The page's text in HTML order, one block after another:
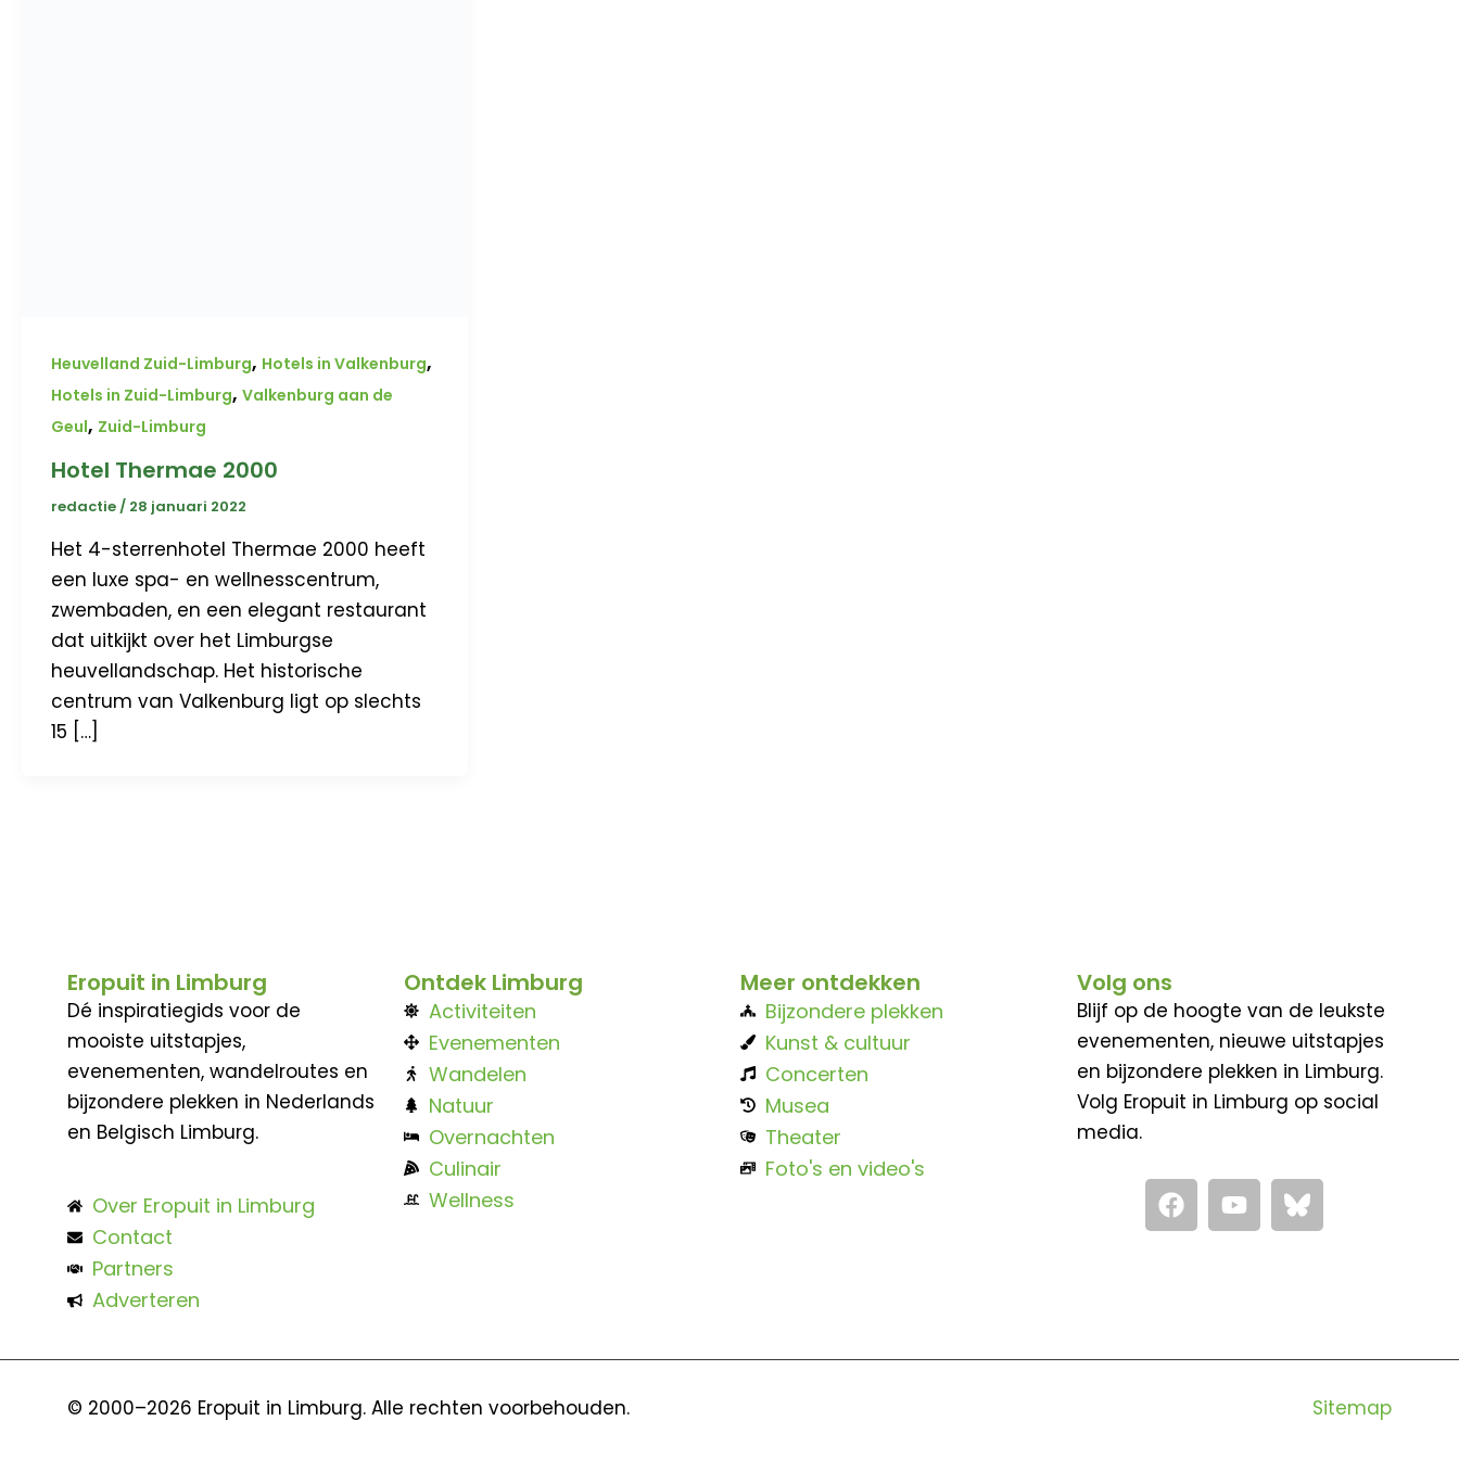
Heuvelland Zuid-Limburg, Hotels in Valkenburg,
Hotels in Zuid-Limburg, Valkenburg aan de
Geul, Zuid-Limburg
Hotel Thermae 2000
redactie/ 28 januari 2022
Het 4-sterrenhotel Thermae 2000 heeft
een luxe spa- en wellnesscentrum,
zwembaden, en een elegant restaurant
dat uitkijkt over het Limburgse
heuvellandschap. Het historische
centrum van Valkenburg ligt op slechts
15 […]
Eropuit in Limburg
Dé inspiratiegids voor de
mooiste uitstapjes,
evenementen, wandelroutes en
bijzondere plekken in Nederlands
en Belgisch Limburg.
Over Eropuit in Limburg
Contact
Partners
Adverteren
Ontdek Limburg
Activiteiten
Evenementen
Wandelen
Natuur
Overnachten
Culinair
Wellness
Meer ontdekken
Bijzondere plekken
Kunst & cultuur
Concerten
Musea
Theater
Foto's en video's
Volg ons
Blijf op de hoogte van de leukste
evenementen, nieuwe uitstapjes
en bijzondere plekken in Limburg.
Volg Eropuit in Limburg op social
media.
F
a
c
Y
o
u
© 2000–2026 Eropuit in Limburg. Alle rechten voorbehouden. Sitemap